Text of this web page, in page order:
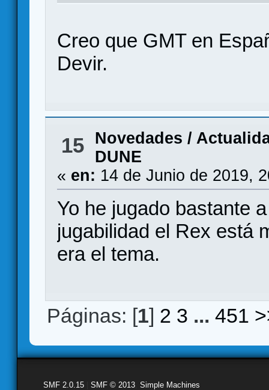
Creo que GMT en
Devir.
15
Novedades /
DUNE
« en: 14 de Junio de 2019,
Yo he jugado bastante
jugabilidad el Rex está
era el tema.
Páginas: [1] 2 3 ...451
SMF 2.0.15 SMF © 2013 Simple Machines